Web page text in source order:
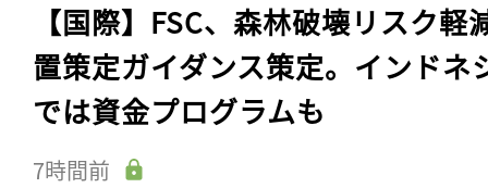
【国際】FSC、森林破壊リスク軽
置策定ガイダンス策定。インドネ
では資金プログラムも
7時間前